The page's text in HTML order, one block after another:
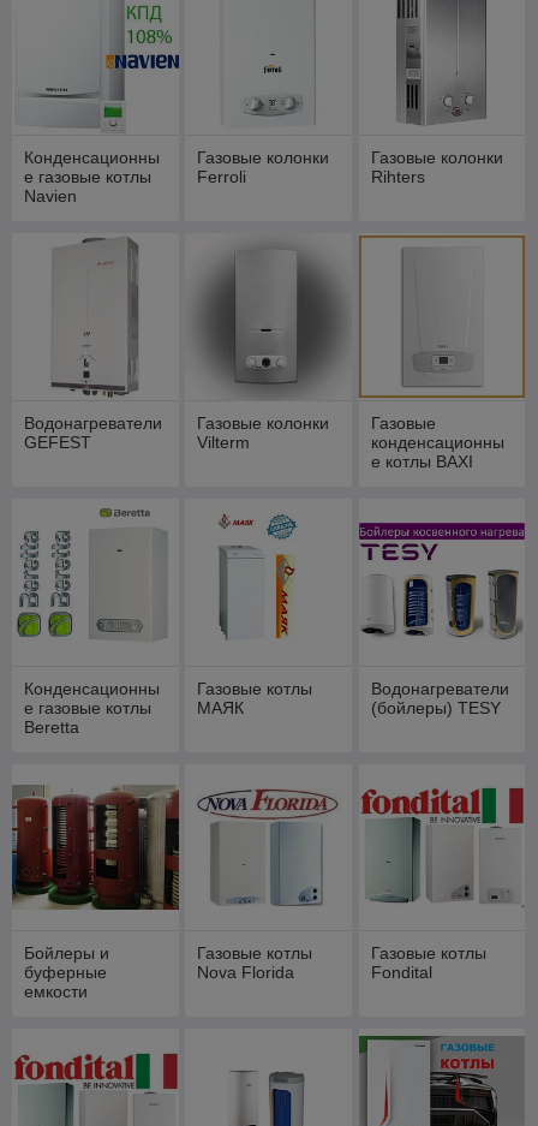
Конденсационны
е газовые котлы
Navien
Газовые колонки
Ferroli
Газовые колонки
Rihters
Водонагреватели
GEFEST
Газовые колонки
Vilterm
Газовые
конденсационны
е котлы BAXI
Конденсационны
е газовые котлы
Beretta
Газовые котлы
МАЯК
Водонагреватели
(бойлеры) TESY
Бойлеры и
буферные
емкости
Газовые котлы
Nova Florida
Газовые котлы
Fondital